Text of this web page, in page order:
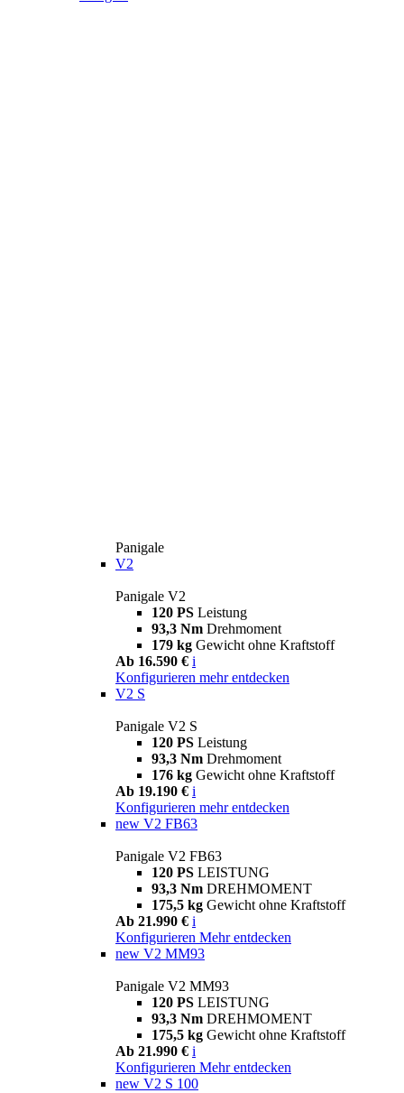
Panigale
V2
Panigale V2
120 PS Leistung
93,3 Nm Drehmoment
179 kg Gewicht ohne Kraftstoff
Ab 16.590 € i
Konfigurieren mehr entdecken
V2 S
Panigale V2 S
120 PS Leistung
93,3 Nm Drehmoment
176 kg Gewicht ohne Kraftstoff
Ab 19.190 € i
Konfigurieren mehr entdecken
new V2 FB63
Panigale V2 FB63
120 PS LEISTUNG
93,3 Nm DREHMOMENT
175,5 kg Gewicht ohne Kraftstoff
Ab 21.990 € i
Konfigurieren Mehr entdecken
new V2 MM93
Panigale V2 MM93
120 PS LEISTUNG
93,3 Nm DREHMOMENT
175,5 kg Gewicht ohne Kraftstoff
Ab 21.990 € i
Konfigurieren Mehr entdecken
new V2 S 100